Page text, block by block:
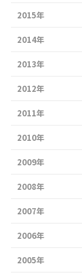
2015年
2014年
2013年
2012年
2011年
2010年
2009年
2008年
2007年
2006年
2005年